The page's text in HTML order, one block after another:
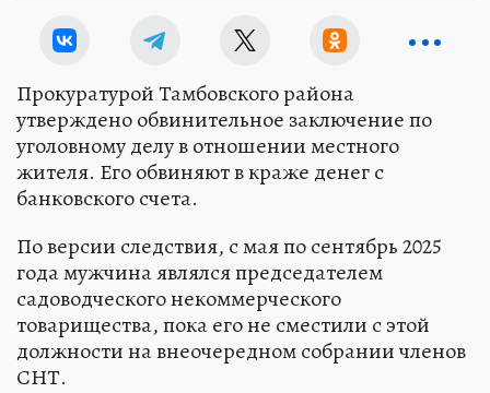
Прокуратурой Тамбовского района
утверждено обвинительное заключение по
уголовному делу в отношении местного
жителя. Его обвиняют в краже денег с
банковского счета.
По версии следствия, с мая по сентябрь 2025
года мужчина являлся председателем
садоводческого некоммерческого
товарищества, пока его не сместили с этой
должности на внеочередном собрании членов
СНТ.